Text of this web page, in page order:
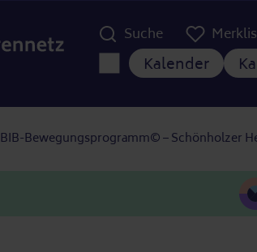
Hauptnavigation
Kalender
Menü der Kopfzeile
Suche
BIB-Bewegungsprogramm© – Schönholzer